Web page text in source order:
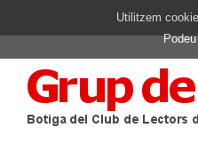
Utilitzem